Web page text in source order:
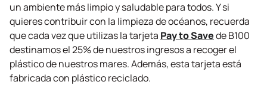
un ambiente más limpio y saludable para todos. Y si
quieres contribuir con la limpieza de océanos, recuerda
que cada vez que utilizas la tarjeta Pay to Savede B100
destinamos el 25% de nuestros ingresos a recoger el
plástico de nuestros mares. Además, esta tarjeta está
fabricada con plástico reciclado.